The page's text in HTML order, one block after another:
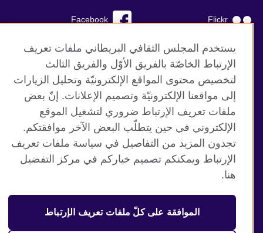
Facebook Flickr
YouTube RSS
TikTok
موقع المجلس الثقافي البريطاني العالمي
الخصوصية وشروط الاستخدام
ملفات تعريف الإرتباط
خارطة الموقع
منظمة المملكة المتحدة الدولية للعلاقات الثقافية والفرص
يستخدم المجلس الثقافي البريطاني ملفات تعريف
الإرتباط الخاصّة بالفريق الأوّل والفريق الثالث
لتخصيص محتوى المواقع الإلكترونيّة وتحليل الزيارات
إلى مواقعنا الإلكترونيّة وتصميم الإعلانات. إنّ بعض
ملفات تعريف الإرتباط ضروري لتشغيل الموقع
الإلكتروني في حين يتطلّب البعض الآخر موافقتكم.
تجدون المزيد من التفاصيل في سياسة ملفات تعريف
الإرتباط ويمكنكم تصميم خياركم في مركز التفضيل
هنا.
الموافقة على كلّ ملفات تعريف الإرتباط